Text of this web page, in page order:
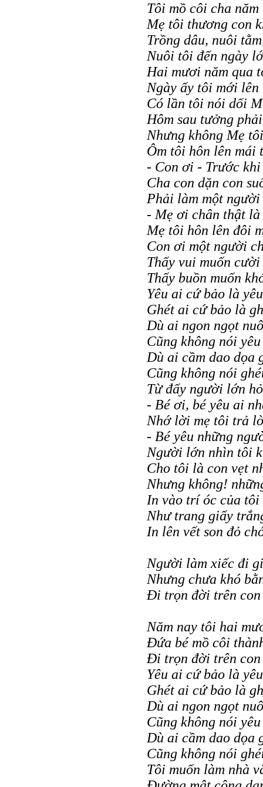
Tôi mồ côi cha
Mẹ tôi thương con
Trồng dâu, nuôi
Nuôi tôi đến ngày
Hai mươi năm qua
Ngày ấy tôi mới lên
Có lần tôi nói dối
Hôm sau tưởng
Nhưng không Mẹ
Ôm tôi hôn lên mái
- Con ơi - Trước khi
Cha con dặn con
Phải làm một
- Mẹ ơi chân thật
Mẹ tôi hôn lên đôi
Con ơi một người
Thấy vui muốn
Thấy buồn muốn
Yêu ai cứ bảo là yêu
Ghét ai cứ bảo là
Dù ai ngon ngọt
Cũng không nói
Dù ai cầm dao dọa
Cũng không nói
Từ đấy người lớn
- Bé ơi, bé yêu ai
Nhớ lời mẹ tôi trả
- Bé yêu những
Người lớn nhìn tôi
Cho tôi là con vẹt
Nhưng không!
In vào trí óc của tôi
Như trang giấy
In lên vết son đỏ
Người làm xiếc đi
Nhưng chưa khó
Đi trọn đời trên con
Năm nay tôi hai
Đứa bé mồ côi
Đi trọn đời trên con
Yêu ai cứ bảo là yêu
Ghét ai cứ bảo là
Dù ai ngon ngọt
Cũng không nói
Dù ai cầm dao dọa
Cũng không nói
Tôi muốn làm nhà